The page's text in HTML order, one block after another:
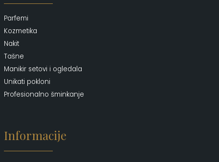
Parfemi
Kozmetika
Nakit
Tašne
Manikir setovi i ogledala
Unikati pokloni
Profesionalno šminkanje
Informacije